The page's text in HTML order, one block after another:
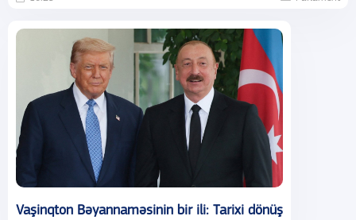
Vaşinqton Bəyannaməsinin bir ili: Tarixi dönüş